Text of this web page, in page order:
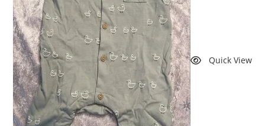
Quick View